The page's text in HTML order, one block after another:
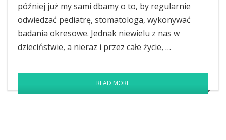
później już my sami dbamy o to, by regularnie
odwiedzać pediatrę, stomatologa, wykonywać
badania okresowe. Jednak niewielu z nas w
dzieciństwie, a nieraz i przez całe życie, …
READ MORE